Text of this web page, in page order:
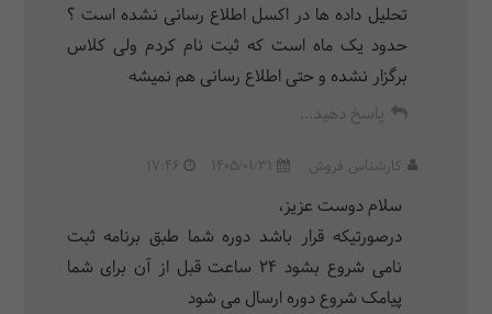
تحلیل داده ها در اکسل اطلاع رسانی نشده است ؟
حدود یک ماه است که ثبت نام کردم ولی کلاس
برگزار نشده و حتی اطلاع رسانی هم نمیشه
پاسخ دهید...
کارشناس فروش 1405/01/31
17:46
سلام دوست عزیز،
درصورتیکه قرار باشد دوره شما طبق برنامه ثبت
نامی شروع بشود 24 ساعت قبل از آن برای شما
پیامک شروع دوره ارسال می شود